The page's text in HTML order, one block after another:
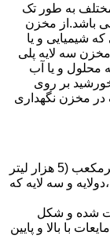
مختلف به طور تک
می باشد.از مخزن
که شیمیایی و یا
سه لایه پلی
محلول و یا آب
بر روی
در مخزن نگهداری
حجم مخزن پلی اتیلن را میتوان بین 5 تا 126 مترمکعب (5 هزار لیتر
و سه لایه که
شده و شکل
با بالا و پایین